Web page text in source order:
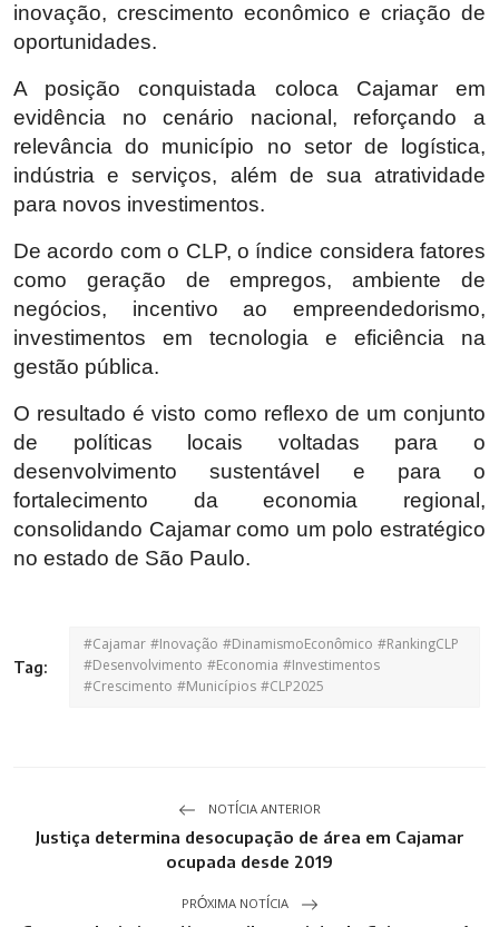
inovação, crescimento econômico e criação de
oportunidades.
A posição conquistada coloca Cajamar em
evidência no cenário nacional, reforçando a
relevância do município no setor de logística,
indústria e serviços, além de sua atratividade
para novos investimentos.
De acordo com o CLP, o índice considera fatores
como geração de empregos, ambiente de
negócios, incentivo ao empreendedorismo,
investimentos em tecnologia e eficiência na
gestão pública.
O resultado é visto como reflexo de um conjunto
de políticas locais voltadas para o
desenvolvimento sustentável e para o
fortalecimento da economia regional,
consolidando Cajamar como um polo estratégico
no estado de São Paulo.
Tag:
#Cajamar #Inovação #DinamismoEconômico #RankingCLP
#Desenvolvimento #Economia #Investimentos
#Crescimento #Municípios #CLP2025
NOTÍCIA ANTERIOR
Justiça determina desocupação de área em Cajamar
ocupada desde 2019
PRÓXIMA NOTÍCIA